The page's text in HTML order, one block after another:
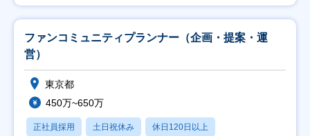
ファンコミュニティプランナー（企画・提案・運
営）
東京都
450万~650万
正社員採用 土日祝休み 休日120日以上